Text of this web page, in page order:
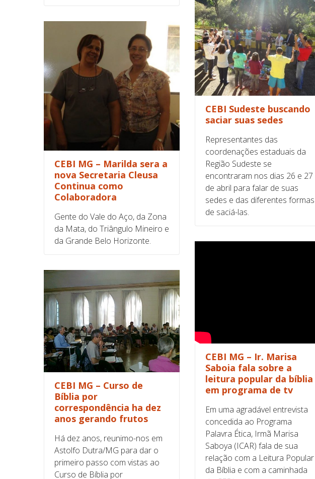
CEBI Sudeste buscando
saciar suas sedes
Representantes das
coordenações estaduais da
Região Sudeste se
encontraram nos dias 26 e 27
de abril para falar de suas
sedes e das diferentes formas
de saciá-las.
CEBI MG – Marilda sera a
nova Secretaria Cleusa
Continua como
Colaboradora
Gente do Vale do Aço, da Zona
da Mata, do Triângulo Mineiro e
da Grande Belo Horizonte.
CEBI MG – Ir. Marisa
Saboia fala sobre a
leitura popular da bíblia
em programa de tv
Em uma agradável entrevista
concedida ao Programa
Palavra Ética, Irmã Marisa
Saboya (ICAR) fala de sua
relação com a Leitura Popular
da Bíblia e com a caminhada
CEBI MG – Curso de
Bíblia por
correspondência ha dez
anos gerando frutos
Há dez anos, reunimo-nos em
Astolfo Dutra/MG para dar o
primeiro passo com vistas ao
Curso de Bíblia por